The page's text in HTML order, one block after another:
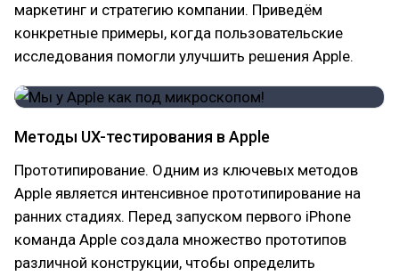
маркетинг и стратегию компании. Приведём
конкретные примеры, когда пользовательские
исследования помогли улучшить решения Apple.
Методы UX-тестирования в Apple
Прототипирование. Одним из ключевых методов
Apple является интенсивное прототипирование на
ранних стадиях. Перед запуском первого iPhone
команда Apple создала множество прототипов
различной конструкции, чтобы определить